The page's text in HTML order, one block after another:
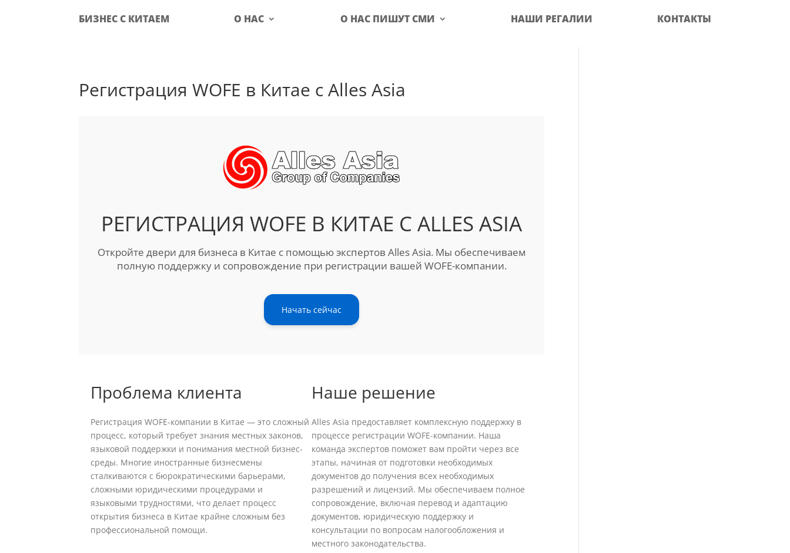
БИЗНЕС С КИТАЕМ О НАС О НАС ПИШУТ СМИ НАШИ РЕГАЛИИ КОНТАКТЫ
Регистрация WOFE в Китае с Alles Asia
РЕГИСТРАЦИЯ WOFE В КИТАЕ С ALLES ASIA
Откройте двери для бизнеса в Китае с помощью экспертов Alles Asia. Мы обеспечиваем
полную поддержку и сопровождение при регистрации вашей WOFE-компании.
Начать сейчас
Проблема клиента
Регистрация WOFE-компании в Китае — это сложный
процесс, который требует знания местных законов,
языковой поддержки и понимания местной бизнес-
среды. Многие иностранные бизнесмены
сталкиваются с бюрократическими барьерами,
сложными юридическими процедурами и
языковыми трудностями, что делает процесс
открытия бизнеса в Китае крайне сложным без
профессиональной помощи.
Наше решение
Alles Asia предоставляет комплексную поддержку в
процессе регистрации WOFE-компании. Наша
команда экспертов поможет вам пройти через все
этапы, начиная от подготовки необходимых
документов до получения всех необходимых
разрешений и лицензий. Мы обеспечиваем полное
сопровождение, включая перевод и адаптацию
документов, юридическую поддержку и
консультации по вопросам налогообложения и
местного законодательства.